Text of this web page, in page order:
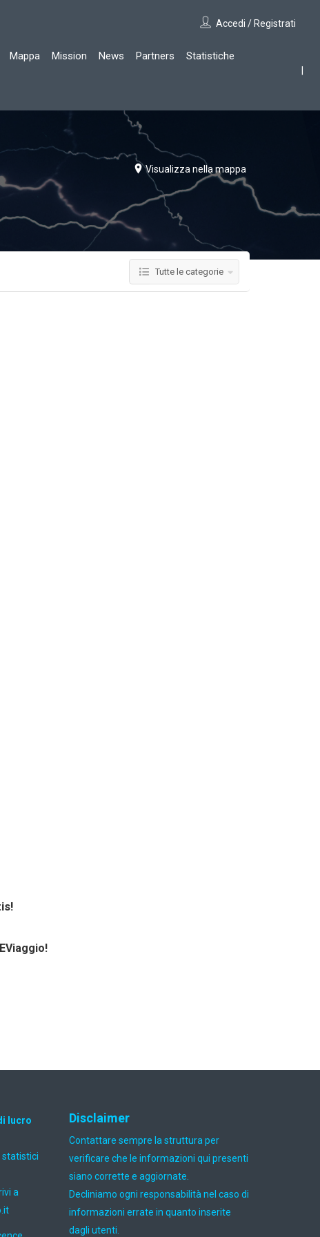
Accedi / Registrati
Mappa Mission News Partners Statistiche
Visualizza nella mappa
Tutte le categorie
lucro
statistici
a
Disclaimer
Contattare sempre la struttura per
verificare che le informazioni qui presenti
siano corrette e aggiornate.
Decliniamo ogni responsabilità nel caso di
informazioni errate in quanto inserite
dagli utenti.